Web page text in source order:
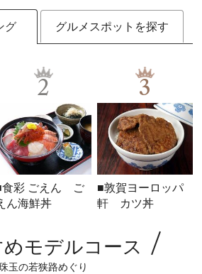
グ グルメスポットを探す
2
食彩 ごえん ご
ん海鮮丼
3
■敦賀ヨーロッパ
軒 カツ丼
モデルコース
玉の若狭路めぐり